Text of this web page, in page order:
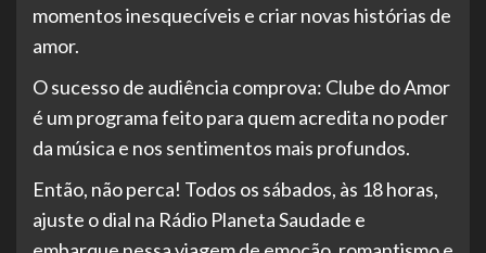
momentos inesquecíveis e criar novas histórias de
amor.
O sucesso de audiência comprova: Clube do Amor
é um programa feito para quem acredita no poder
da música e nos sentimentos mais profundos.
Então, não perca! Todos os sábados, às 18 horas,
ajuste o dial na Rádio Planeta Saudade e